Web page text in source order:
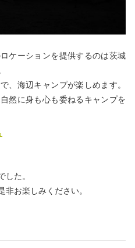
ケーションを提供するのは茨城
、海辺キャンプが楽しめます。
然に身も心も委ねるキャンプを
した。
お楽しみください。